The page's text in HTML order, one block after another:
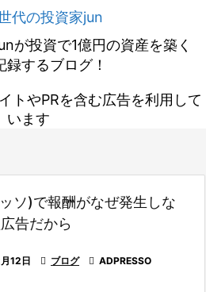
代の投資家jun
が投資で1億円の資産を築く
録するブログ！
トやPRを含む広告を利用して
います
ソ)で報酬がなぜ発生しな
告だから
12日  ブログ  ADPRESSO